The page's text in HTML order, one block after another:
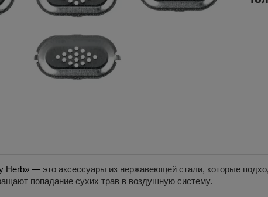
Herb» — это аксессуары из нержавеющей стали, которые
попадание сухих трав в воздушную систему.